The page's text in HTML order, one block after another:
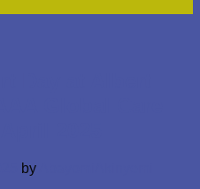
by